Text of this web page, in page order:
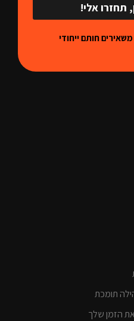
תחזרו אלי!
חותם ייחודי
תומכת
הזמן שלך